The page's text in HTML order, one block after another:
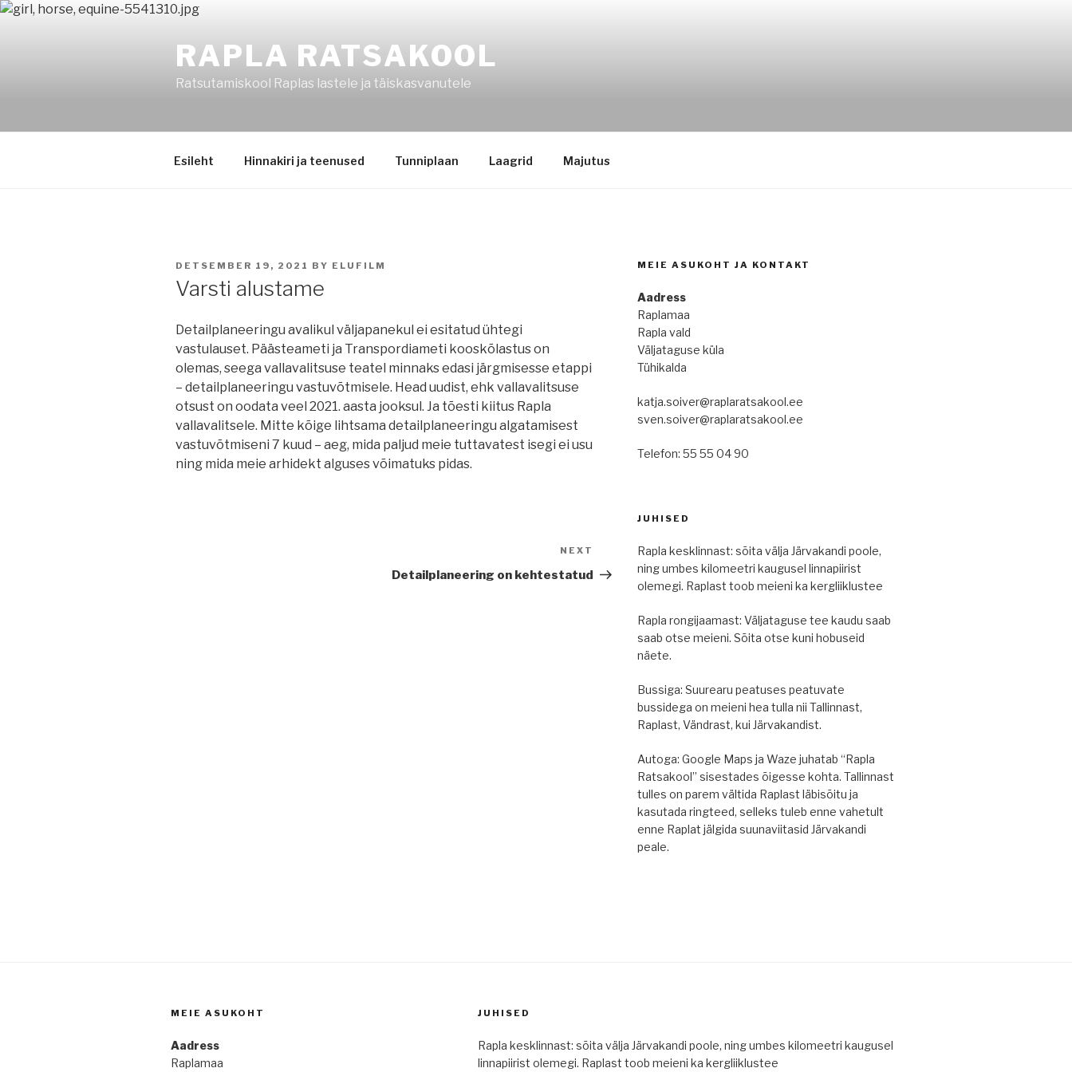
Skip
RAPLA RATSAKOOL
Ratsutamiskool Raplas lastele ja täiskasvanutele
Esileht Hinnakiri ja teenused Tunniplaan Laagrid Majutus
POSTED
DETSEMBER 19, 2021 BY ELUFILM
Varsti alustame
Detailplaneeringu avalikul väljapanekul ei esitatud ühtegi
vastulauset. Päästeameti ja Transpordiameti kooskõlastus on
olemas, seega vallavalitsuse teatel minnaks edasi järgmisesse etappi
– detailplaneeringu vastuvõtmisele. Head uudist, ehk vallavalitsuse
otsust on oodata veel 2021. aasta jooksul. Ja tõesti kiitus Rapla
vallavalitsele. Mitte kõige lihtsama detailplaneeringu algatamisest
vastuvõtmiseni 7 kuud – aeg, mida paljud meie tuttavatest isegi ei usu
ning mida meie arhidekt alguses võimatuks pidas.
Post
NEXT
Detailplaneering on kehtestatud
MEIE ASUKOHT JA KONTAKT
Aadress
Raplamaa
Rapla vald
Väljataguse küla
Tühikalda
katja.soiver@raplaratsakool.ee
sven.soiver@raplaratsakool.ee
Telefon: 55 55 04 90
JUHISED
Rapla kesklinnast: sõita välja Järvakandi poole,
ning umbes kilomeetri kaugusel linnapiirist
olemegi. Raplast toob meieni ka kergliiklustee
Rapla rongijaamast: Väljataguse tee kaudu saab
saab otse meieni. Sõita otse kuni hobuseid
näete.
Bussiga: Suurearu peatuses peatuvate
bussidega on meieni hea tulla nii Tallinnast,
Raplast, Vändrast, kui Järvakandist.
Autoga: Google Maps ja Waze juhatab “Rapla
Ratsakool” sisestades õigesse kohta. Tallinnast
tulles on parem vältida Raplast läbisõitu ja
kasutada ringteed, selleks tuleb enne vahetult
enne Raplat jälgida suunaviitasid Järvakandi
peale.
MEIE ASUKOHT
Aadress
Raplamaa
JUHISED
Rapla kesklinnast: sõita välja Järvakandi poole, ning umbes kilomeetri kaugusel
linnapiirist olemegi. Raplast toob meieni ka kergliiklustee